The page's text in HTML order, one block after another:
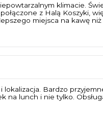
klimacie.
z Halą Koszyki,
miejsca na kawę
lokalizacja. Bardzo
na lunch i nie tylko.